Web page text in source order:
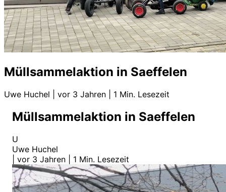
Müllsammelaktion in Saeffelen
Uwe Huchel vor 3 Jahren 1 Min. Lesezeit
Müllsammelaktion in Saeffelen
U
Uwe Huchel
vor 3 Jahren 1 Min. Lesezeit